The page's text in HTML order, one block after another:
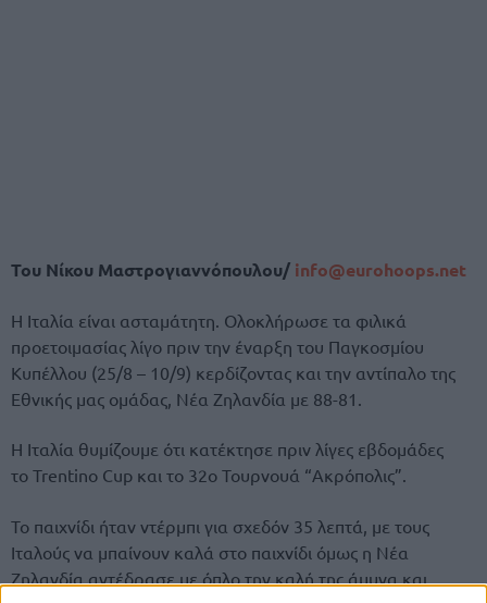
Του Νίκου Μαστρογιαννόπουλου/ info@eurohoops.net
Η Ιταλία είναι ασταμάτητη. Ολοκλήρωσε τα φιλικά
προετοιμασίας λίγο πριν την έναρξη του Παγκοσμίου
Κυπέλλου (25/8 – 10/9) κερδίζοντας και την αντίπαλο της
Εθνικής μας ομάδας, Νέα Ζηλανδία με 88-81.
Η Ιταλία θυμίζουμε ότι κατέκτησε πριν λίγες εβδομάδες
το Trentino Cup και το 32ο Τουρνουά “Ακρόπολις”.
Το παιχνίδι ήταν ντέρμπι για σχεδόν 35 λεπτά, με τους
Ιταλούς να μπαίνουν καλά στο παιχνίδι όμως η Νέα
Ζηλανδία αντέδρασε με όπλο την καλή της άμυνα και